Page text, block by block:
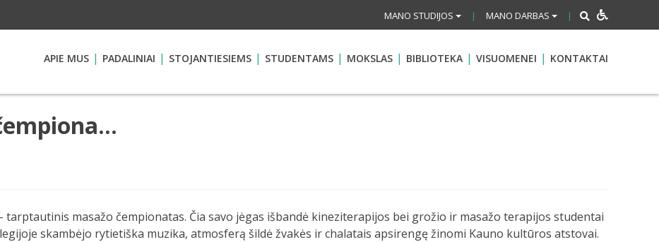
MANO STUDIJOS | MANO DARBAS |
APIE MUS PADALINIAI STOJANTIESIEMS STUDENTAMS MOKSLAS BIBLIOTEKA VISUOMENEI KONTAKTAI
tarptautinis masažo čempionatas. Čia savo jėgas išbandė kineziterapijos bei grožio ir masažo terapijos studentai
skambėjo rytietiška muzika, atmosferą šildė žvakės ir chalatais apsirengę žinomi Kauno kultūros atstovai.